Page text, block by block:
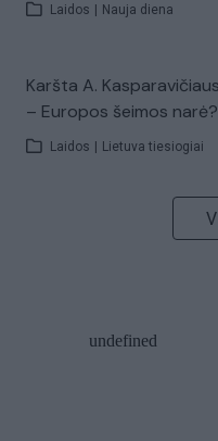
Laidos Nauja diena
Karšta A.
– Europos šeimos narė?
Laidos Lietuva tiesiogiai